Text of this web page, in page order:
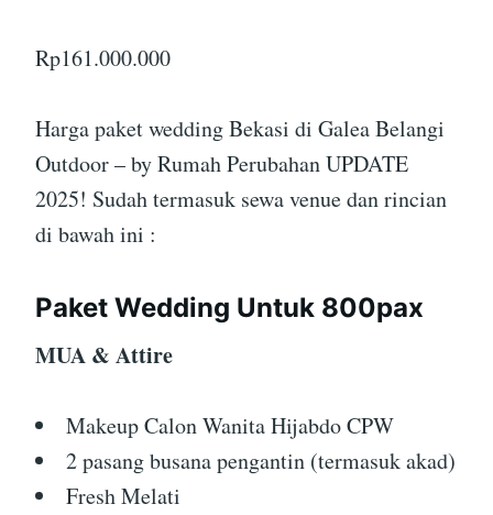
Rp161.000.000
Harga paket wedding Bekasi di Galea Belangi
Outdoor – by Rumah Perubahan UPDATE
2025! Sudah termasuk sewa venue dan rincian
di bawah ini :
Paket Wedding Untuk 800pax
MUA & Attire
Makeup Calon Wanita Hijabdo CPW
2 pasang busana pengantin (termasuk akad)
Fresh Melati